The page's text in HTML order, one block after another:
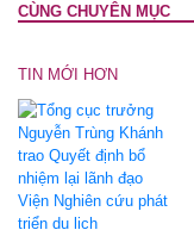
CÙNG CHUYÊN MỤC
TIN MỚI HƠN